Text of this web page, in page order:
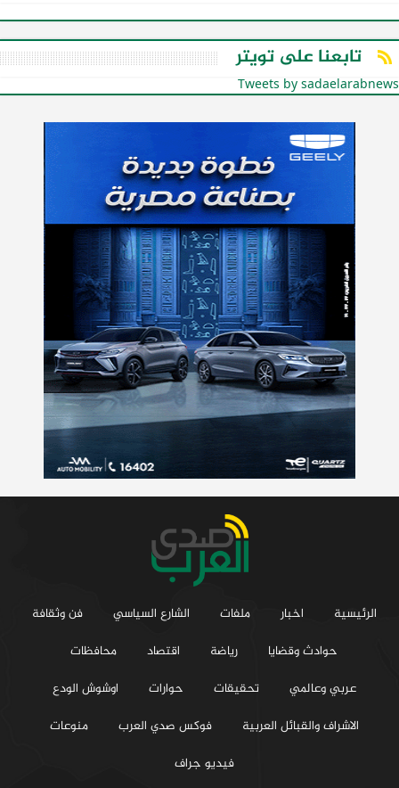
تابعنا على تويتر
Tweets by sadaelarabnews
الرئيسية اخبار ملفات الشارع السياسي
فن وثقافة
حوادث وقضايا
رياضة اقتصاد
محافظات
عربي وعالمي
تحقيقات حوارات
اوشوش الودع
الاشراف والقبائل العربية
فوكس صدي العرب
منوعات
فيديو جراف